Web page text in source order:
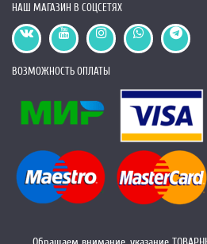
НАШ МАГАЗИН В СОЦСЕТЯХ
ВОЗМОЖНОСТЬ ОПЛАТЫ